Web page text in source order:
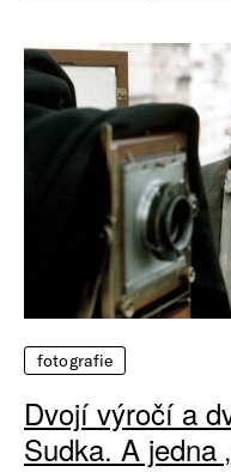
fotografie
Dvojí výročí a
Sudka. A jedna